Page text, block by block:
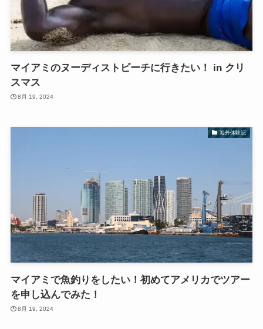
マイアミのヌーディストビーチに行きたい！ in クリ
スマス
8月 19, 2024
海外体験記
マイアミで魚釣りをしたい！初めてアメリカでツアー
を申し込んでみた！
8月 19, 2024